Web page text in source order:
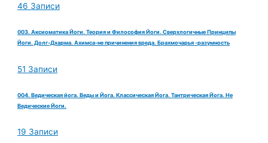
46 Записи
003. Аксиоматика Йоги. Теория и Философия Йоги. Сверхлогичные Принципы
Йоги. Долг-Дхарма. Ахимса-не причинения вреда. Брахмочарья -разумность
51 Записи
004. Ведическая йога. Веды и Йога. Классическая Йога. Тантрическая Йога. Не
Ведические Йоги.
19 Записи